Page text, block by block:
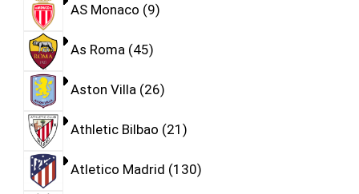
AS Monaco 9
As Roma 45
Aston Villa 26
Athletic Bilbao 21
Atletico Madrid 130